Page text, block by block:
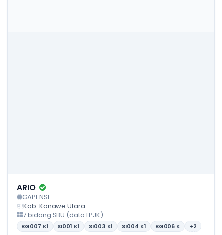
ARIO
GAPENSI
Kab. Konawe Utara
7 bidang SBU (data LPJK)
BG007 K1 SI001 K1 SI003 K1 SI004 K1 BG006 K +2